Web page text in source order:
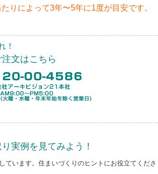
りによって3年〜5年に1度が目安です。
！
文はこちら
実例を見てみよう！
ています。住まいづくりのヒントにお役立てくださ